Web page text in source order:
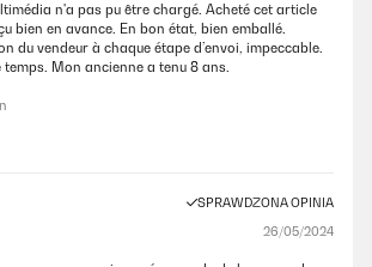
n'a pas pu être chargé. Acheté cet article
bien en avance. En bon état, bien emballé.
du vendeur à chaque étape d’envoi, impeccable.
Mon ancienne a tenu 8 ans.
SPRAWDZONA OPINIA
26/05/2024